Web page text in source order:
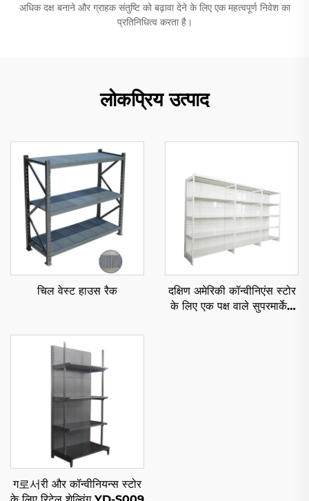
अधिक दक्ष बनाने और ग्राहक संतुष्टि को बढ़ावा देने के लिए एक महत्वपूर्ण निवेश का
प्रतिनिधित्व करता है।
लोकप्रिय उत्पाद
चिल वेस्ट हाउस रैक
दक्षिण अमेरिकी कॉन्वीनिएंस स्टोर
के लिए एक पक्ष वाले सुपरमार्केट
ग로서री और कॉन्वीनियन्स स्टोर